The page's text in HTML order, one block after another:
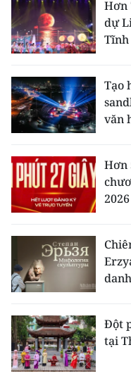
Hơn
dự
Tĩnh
Tạo
văn
Hơn
Đột
tại